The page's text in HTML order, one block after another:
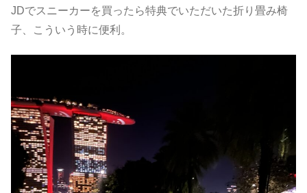
JDでスニーカーを買ったら特典でいただいた折り畳み椅
子、こういう時に便利。